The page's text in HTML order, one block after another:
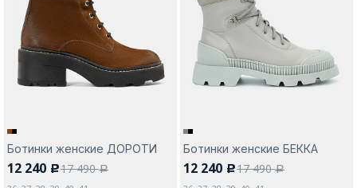
Ботинки женские ДОРОТИ
12 240 c17 490a
Ботинки женские БЕККА
12 240 c17 490a